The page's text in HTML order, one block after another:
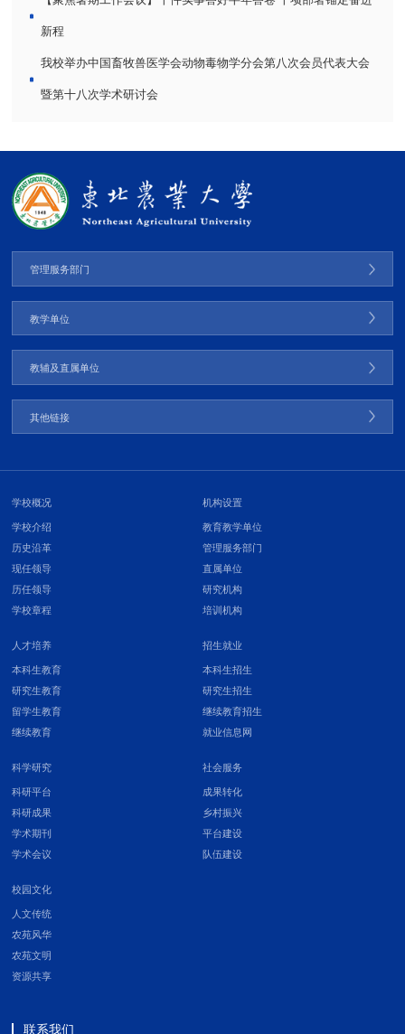
新程
我校举办中国畜牧兽医学会动物毒物学分会第八次会员代表大会
暨第十八次学术研讨会
管理服务部门
教学单位
教辅及直属单位
其他链接
学校概况
学校介绍
历史沿革
现任领导
历任领导
学校章程
机构设置
教育教学单位
管理服务部门
直属单位
研究机构
培训机构
人才培养
本科生教育
研究生教育
留学生教育
继续教育
招生就业
本科生招生
研究生招生
继续教育招生
就业信息网
科学研究
科研平台
科研成果
学术期刊
学术会议
社会服务
成果转化
乡村振兴
平台建设
队伍建设
校园文化
人文传统
农苑风华
农苑文明
资源共享
联系我们